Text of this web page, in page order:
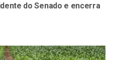
do Senado e encerra